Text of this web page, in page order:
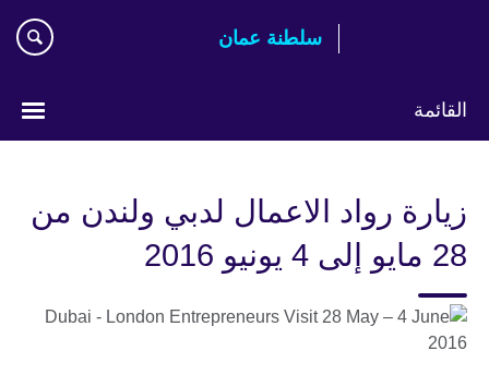
سلطنة عمان
القائمة
زيارة رواد الاعمال لدبي ولندن من
28 مايو إلى 4 يونيو 2016